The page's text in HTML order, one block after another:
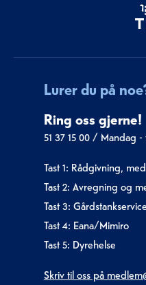
Lurer du på
Ring oss gjerne!
51 37 15 00/ Mandag -
Tast 1: Rådgivning,
Tast 2: Avregning og
Tast 3:
Tast 4: Eana/Mimiro
Tast 5: Dyrehelse
Skriv til oss på